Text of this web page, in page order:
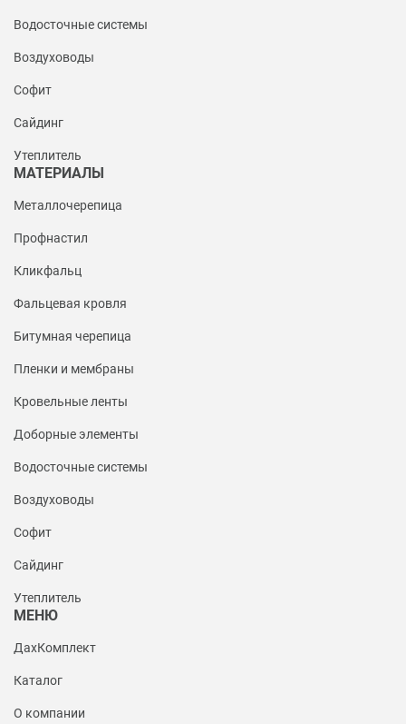
Водосточные системы
Воздуховоды
Софит
Сайдинг
Утеплитель
МАТЕРИАЛЫ
Металлочерепица
Профнастил
Кликфальц
Фальцевая кровля
Битумная черепица
Пленки и мембраны
Кровельные ленты
Доборные элементы
Водосточные системы
Воздуховоды
Софит
Сайдинг
Утеплитель
МЕНЮ
ДахКомплект
Каталог
О компании